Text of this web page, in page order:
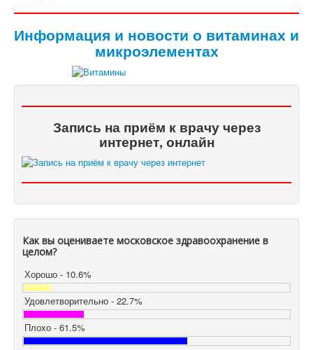
Информация и новости о витаминах и
микроэлементах
Запись на приём к врачу через
интернет, онлайн
Как вы оцениваете московское здравоохранение в
целом?
Хорошо - 10.6%
Удовлетворительно - 22.7%
Плохо - 61.5%